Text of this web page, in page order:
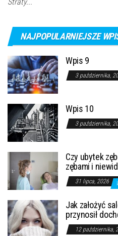
NAJPOPULARNIEJSZE
Wpis 9
3 października,
Wpis 10
3 października,
Czy ubytek
zębami i
31 lipca, 2026
Jak założyć
przynosił
12 października,